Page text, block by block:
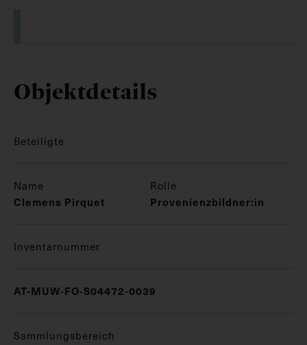
Objektdetails
Beteiligte
Name Rolle
Clemens Pirquet Provenienzbildner:in
Inventarnummer
AT-MUW-FO-S04472-0039
Sammlungsbereich